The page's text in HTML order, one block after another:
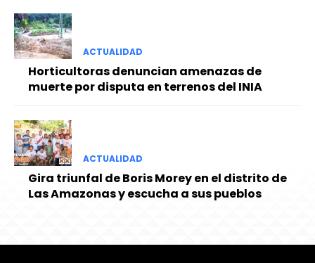
ACTUALIDAD
Horticultoras denuncian amenazas de
muerte por disputa en terrenos del INIA
ACTUALIDAD
Gira triunfal de Boris Morey en el distrito de
Las Amazonas y escucha a sus pueblos